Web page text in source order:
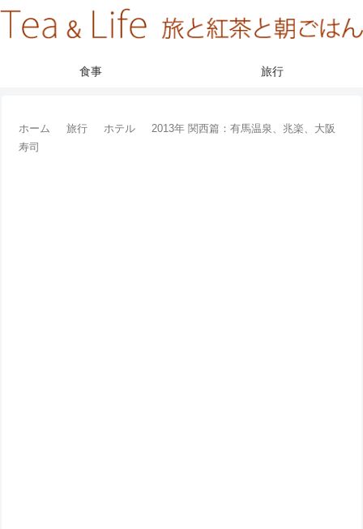
食事 旅行
ホーム 旅行 ホテル
2013年 関西篇：有馬温泉、兆楽、大阪
寿司